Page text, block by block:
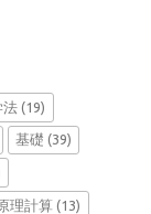
法 (19)
基礎 (39)
理計算 (13)